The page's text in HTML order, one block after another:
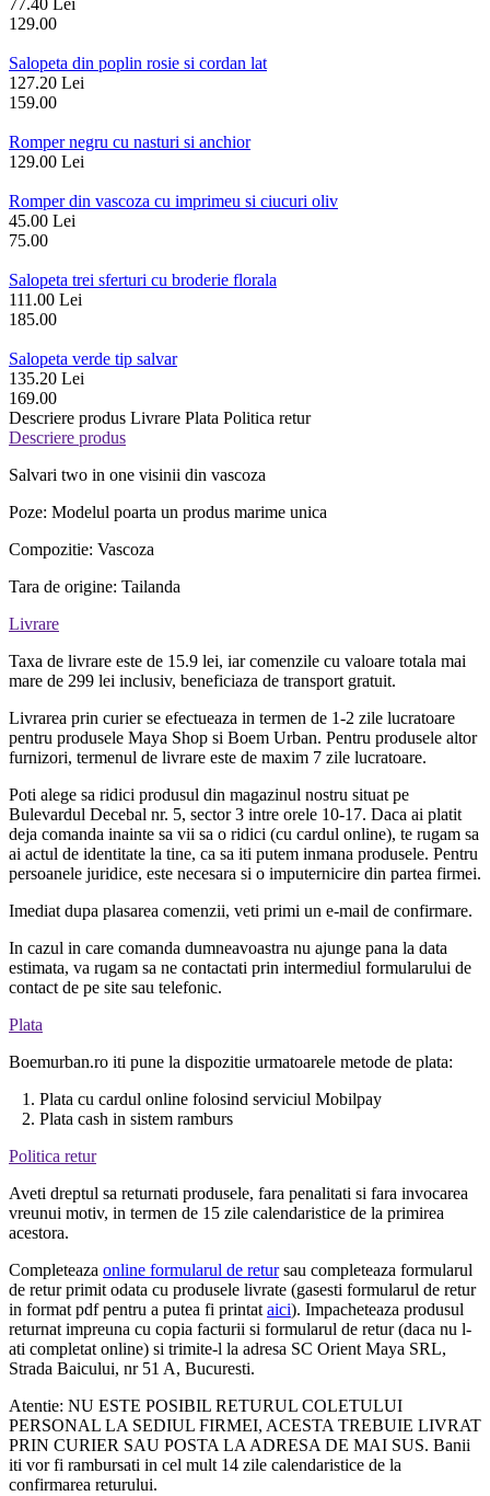
77.40 Lei
129.00
Salopeta din poplin rosie si cordan lat
127.20 Lei
159.00
Romper negru cu nasturi si anchior
129.00 Lei
Romper din vascoza cu imprimeu si ciucuri oliv
45.00 Lei
75.00
Salopeta trei sferturi cu broderie florala
111.00 Lei
185.00
Salopeta verde tip salvar
135.20 Lei
169.00
Descriere produs Livrare Plata Politica retur
Descriere produs
Salvari two in one visinii din vascoza
Poze: Modelul poarta un produs marime unica
Compozitie: Vascoza
Tara de origine: Tailanda
Livrare
Taxa de livrare este de 15.9 lei, iar comenzile cu valoare totala mai
mare de 299 lei inclusiv, beneficiaza de transport gratuit.
Livrarea prin curier se efectueaza in termen de 1-2 zile lucratoare
pentru produsele Maya Shop si Boem Urban. Pentru produsele altor
furnizori, termenul de livrare este de maxim 7 zile lucratoare.
Poti alege sa ridici produsul din magazinul nostru situat pe
Bulevardul Decebal nr. 5, sector 3 intre orele 10-17. Daca ai platit
deja comanda inainte sa vii sa o ridici (cu cardul online), te rugam sa
ai actul de identitate la tine, ca sa iti putem inmana produsele. Pentru
persoanele juridice, este necesara si o imputernicire din partea firmei.
Imediat dupa plasarea comenzii, veti primi un e-mail de confirmare.
In cazul in care comanda dumneavoastra nu ajunge pana la data
estimata, va rugam sa ne contactati prin intermediul formularului de
contact de pe site sau telefonic.
Plata
Boemurban.ro iti pune la dispozitie urmatoarele metode de plata:
1. Plata cu cardul online folosind serviciul Mobilpay
2. Plata cash in sistem ramburs
Politica retur
Aveti dreptul sa returnati produsele, fara penalitati si fara invocarea
vreunui motiv, in termen de 15 zile calendaristice de la primirea
acestora.
Completeaza online formularul de retursau completeaza formularul
de retur primit odata cu produsele livrate (gasesti formularul de retur
in format pdf pentru a putea fi printataici). Impacheteaza produsul
returnat impreuna cu copia facturii si formularul de retur (daca nu l-
ati completat online) si trimite-l la adresa SC Orient Maya SRL,
Strada Baicului, nr 51 A, Bucuresti.
Atentie: NU ESTE POSIBIL RETURUL COLETULUI
PERSONAL LA SEDIUL FIRMEI, ACESTA TREBUIE LIVRAT
PRIN CURIER SAU POSTA LA ADRESA DE MAI SUS. Banii
iti vor fi rambursati in cel mult 14 zile calendaristice de la
confirmarea returului.